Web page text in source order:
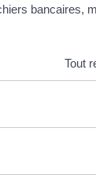
bancaires,
Tout